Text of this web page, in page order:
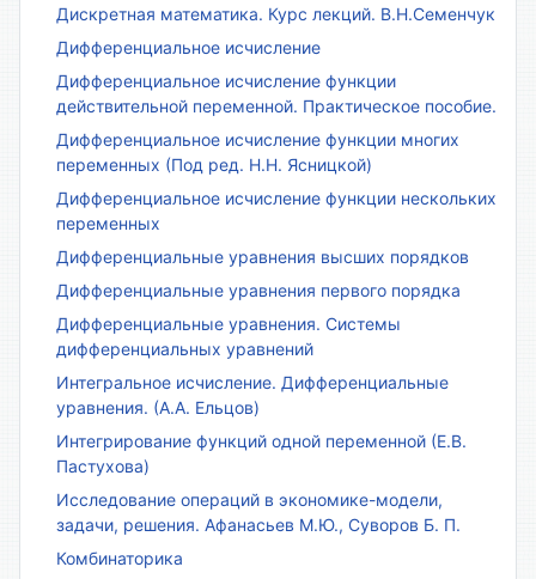
Дискретная математика. Курс лекций. В.Н.Семенчук
Дифференциальное исчисление
Дифференциальное исчисление функции
действительной переменной. Практическое пособие.
Дифференциальное исчисление функции многих
переменных (Под ред. Н.Н. Ясницкой)
Дифференциальное исчисление функции нескольких
переменных
Дифференциальные уравнения высших порядков
Дифференциальные уравнения первого порядка
Дифференциальные уравнения. Системы
дифференциальных уравнений
Интегральное исчисление. Дифференциальные
уравнения. (А.А. Ельцов)
Интегрирование функций одной переменной (Е.В.
Пастухова)
Исследование операций в экономике-модели,
задачи, решения. Афанасьев М.Ю., Суворов Б. П.
Комбинаторика